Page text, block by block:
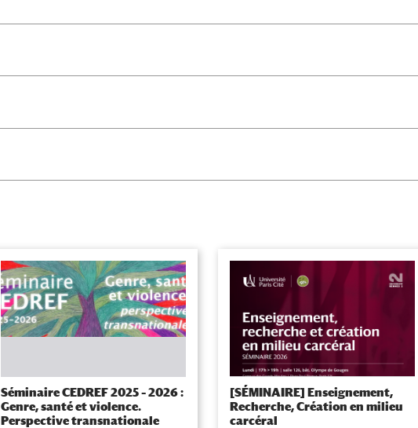
Séminaire CEDREF 2025 – 2026 :
Genre, santé et violence.
Perspective transnationale
[SÉMINAIRE] Enseignement,
Recherche, Création en milieu
carcéral